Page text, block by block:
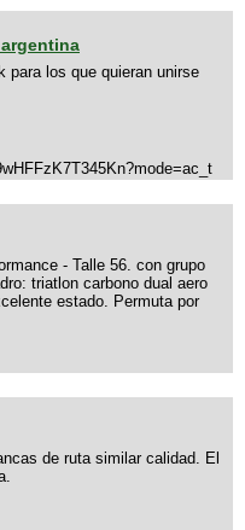
para los que quieran unirse
- Talle 56. con grupo
triatlon carbono dual aero
estado. Permuta por
de ruta similar calidad. El